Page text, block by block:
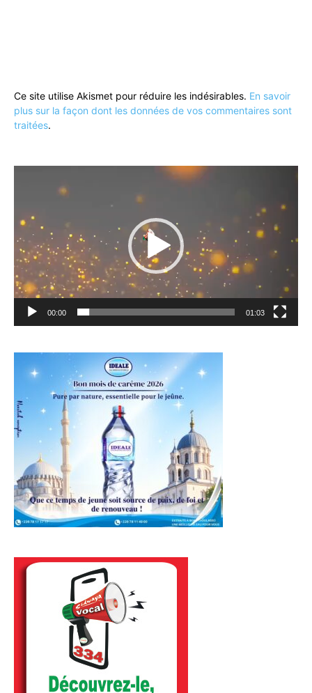
Ce site utilise Akismet pour réduire les indésirables. En savoir
plus sur la façon dont les données de vos commentaires sont
traitées.
00:00 01:03